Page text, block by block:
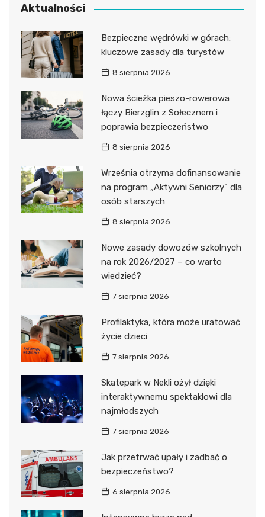
Aktualności
Bezpieczne wędrówki w górach:
kluczowe zasady dla turystów
8 sierpnia 2026
Nowa ścieżka pieszo-rowerowa
łączy Bierzglin z Sołecznem i
poprawia bezpieczeństwo
8 sierpnia 2026
Września otrzyma dofinansowanie
na program „Aktywni Seniorzy” dla
osób starszych
8 sierpnia 2026
Nowe zasady dowozów szkolnych
na rok 2026/2027 – co warto
wiedzieć?
7 sierpnia 2026
Profilaktyka, która może uratować
życie dzieci
7 sierpnia 2026
Skatepark w Nekli ożył dzięki
interaktywnemu spektaklowi dla
najmłodszych
7 sierpnia 2026
Jak przetrwać upały i zadbać o
bezpieczeństwo?
6 sierpnia 2026